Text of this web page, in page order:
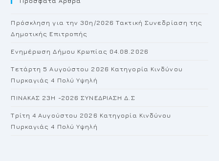
Πρόσκληση για την 30η/2026 Τακτική Συνεδρίαση της
Δημοτικής Επιτροπής
Ενημέρωση Δήμου Κρωπίας 04.08.2026
Τετάρτη 5 Αυγούστου 2026 Κατηγορία Κινδύνου
Πυρκαγιάς 4 Πολύ Υψηλή
ΠΙΝΑΚΑΣ 23H -2026 ΣΥΝΕΔΡΙΑΣΗ Δ.Σ
Τρίτη 4 Αυγούστου 2026 Κατηγορία Κινδύνου
Πυρκαγιάς 4 Πολύ Υψηλή